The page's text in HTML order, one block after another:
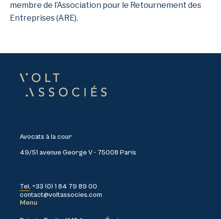
membre de l’Association pour le Retournement des
Entreprises (ARE).
Avocats à la cour
49/51 avenue George V - 75008 Paris
Tel. +33 (0) 1 84 79 89 00
contact@voltassocies.com
Menu